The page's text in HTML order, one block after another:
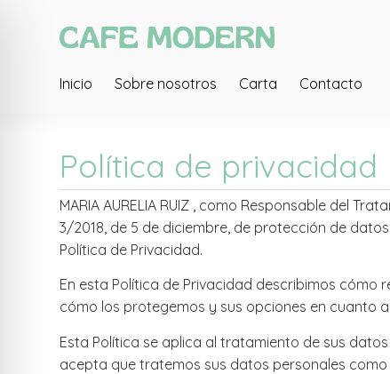
Inicio Sobre nosotros Carta Contacto
Política de privacidad
MARIA AURELIA RUIZ , como Responsable del
3/2018, de 5 de diciembre, de protección de
Política de Privacidad.
En esta Política de Privacidad describimos cómo
cómo los protegemos y sus opciones en cuanto
Esta Política se aplica al tratamiento de sus
acepta que tratemos sus datos personales como